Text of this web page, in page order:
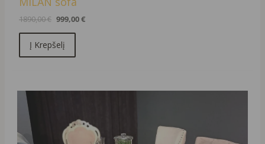
1890,00€ 999,00€
Į Krepšelį
1250,00 €.290,00 €.